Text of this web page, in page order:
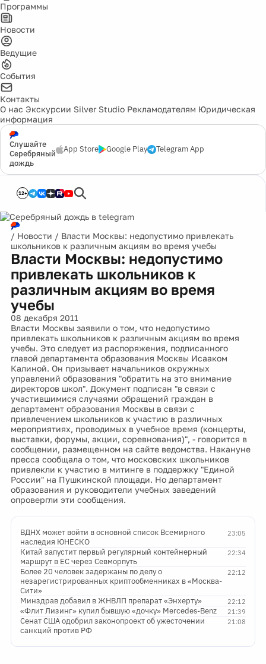
Программы
Новости
Ведущие
События
Контакты
О нас Экскурсии Silver Studio Рекламодателям Юридическая
информация
Слушайте
Серебряный
дождь
App Store Google Play Telegram App
12+
/ Новости / Власти Москвы: недопустимо привлекать
школьников к различным акциям во время учебы
Власти Москвы: недопустимо
привлекать школьников к
различным акциям во время
учебы
08 декабря 2011
Власти Москвы заявили о том, что недопустимо
привлекать школьников к различным акциям во время
учебы. Это следует из распоряжения, подписанного
главой департамента образования Москвы Исааком
Калиной. Он призывает начальников окружных
управлений образования "обратить на это внимание
директоров школ". Документ подписан "в связи с
участившимися случаями обращений граждан в
департамент образования Москвы в связи с
привлечением школьников к участию в различных
мероприятиях, проводимых в учебное время (концерты,
выставки, форумы, акции, соревнования)", - говорится в
сообщении, размещенном на сайте ведомства. Накануне
пресса сообщала о том, что московских школьников
привлекли к участию в митинге в поддержку "Единой
России" на Пушкинской площади. Но департамент
образования и руководители учебных заведений
опровергли эти сообщения.
23:05
ВДНХ может войти в основной список Всемирного
наследия ЮНЕСКО
22:34
Китай запустит первый регулярный контейнерный
маршрут в ЕС через Севморпуть
22:12
Более 20 человек задержаны по делу о
незарегистрированных криптообменниках в «Москва-
Сити»
22:12
Минздрав добавил в ЖНВЛП препарат «Энхерту»
21:39
«Флит Лизинг» купил бывшую «дочку» Mercedes-Benz
21:08
Сенат США одобрил законопроект об ужесточении
санкций против РФ